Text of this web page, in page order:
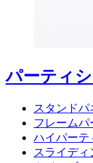
パーティ
スタンド
フレームパ
ハイパーテ
スライデ